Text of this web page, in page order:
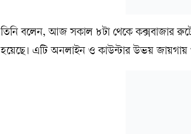
তিনি বলেন, আজ সকাল ৮টা থেকে কক্সবাজার
হয়েছে। এটি অনলাইন ও কাউন্টার উভয় জায়গায়